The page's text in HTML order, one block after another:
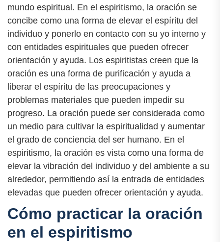
mundo espiritual. En el espiritismo, la oración se
concibe como una forma de elevar el espíritu del
individuo y ponerlo en contacto con su yo interno y
con entidades espirituales que pueden ofrecer
orientación y ayuda. Los espiritistas creen que la
oración es una forma de purificación y ayuda a
liberar el espíritu de las preocupaciones y
problemas materiales que pueden impedir su
progreso. La oración puede ser considerada como
un medio para cultivar la espiritualidad y aumentar
el grado de conciencia del ser humano. En el
espiritismo, la oración es vista como una forma de
elevar la vibración del individuo y del ambiente a su
alrededor, permitiendo así la entrada de entidades
elevadas que pueden ofrecer orientación y ayuda.
Cómo practicar la oración
en el espiritismo